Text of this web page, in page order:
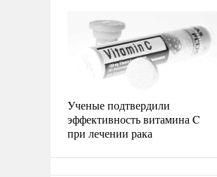
Ученые подтвердили
эффективность витамина C
при лечении рака